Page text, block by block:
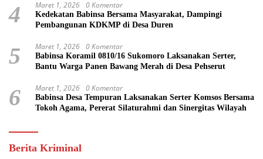
4 Maret 1, 2026 0 Komentar
Kedekatan Babinsa Bersama Masyarakat, Dampingi
Pembangunan KDKMP di Desa Duren
5 Maret 1, 2026 0 Komentar
Babinsa Koramil 0810/16 Sukomoro Laksanakan Serter,
Bantu Warga Panen Bawang Merah di Desa Pehserut
6 Maret 1, 2026 0 Komentar
Babinsa Desa Tempuran Laksanakan Serter Komsos Bersama
Tokoh Agama, Pererat Silaturahmi dan Sinergitas Wilayah
Berita Kriminal